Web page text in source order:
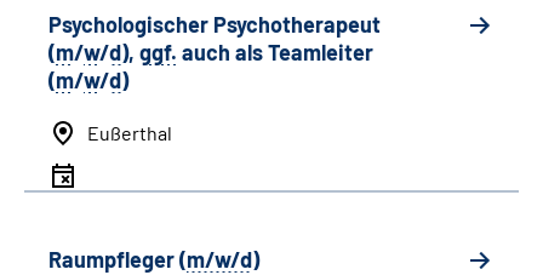
Psychologischer Psychotherapeut
(m/w/d), ggf. auch alsTeamleiter
(m/w/d)
Eußerthal
Raumpfleger (m/w/d)